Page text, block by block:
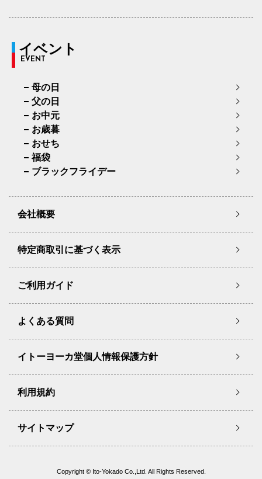
イベント
EVENT
母の日
父の日
お中元
お歳暮
おせち
福袋
ブラックフライデー
会社概要
特定商取引に基づく表示
ご利用ガイド
よくある質問
イトーヨーカ堂個人情報保護方針
利用規約
サイトマップ
Copyright © Ito-Yokado Co.,Ltd. All Rights Reserved.